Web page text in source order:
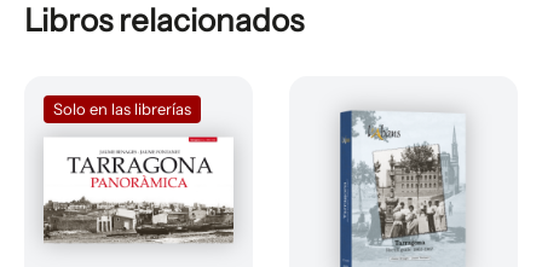
Libros relacionados
Solo en las librerías